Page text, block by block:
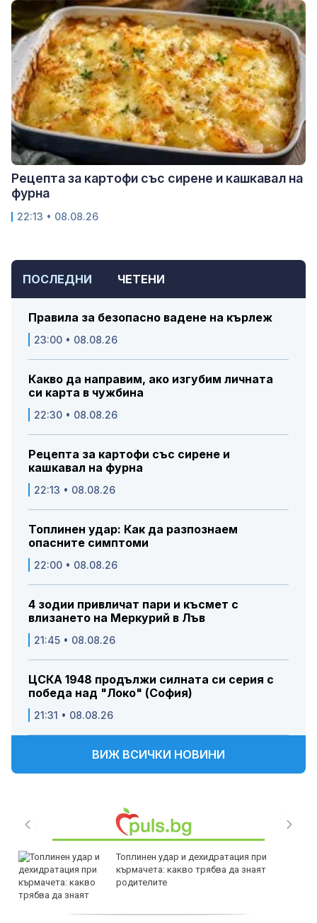
ПОСЛЕДНИ ЧЕТЕНИ
Правила за безопасно вадене на кърлеж
23:00 • 08.08.26
Какво да направим, ако изгубим личната
си карта в чужбина
22:30 • 08.08.26
Рецепта за картофи със сирене и
кашкавал на фурна
22:13 • 08.08.26
Топлинен удар: Как да разпознаем
опасните симптоми
22:00 • 08.08.26
4 зодии привличат пари и късмет с
влизането на Меркурий в Лъв
21:45 • 08.08.26
ЦСКА 1948 продължи силната си серия с
победа над "Локо" (София)
21:31 • 08.08.26
ВИЖ ВСИЧКИ НОВИНИ
Топлинен удар и дехидратация при
кърмачета: какво трябва да знаят
родителите
Рецепта за картофи със сирене и кашкавал на
фурна
22:13 • 08.08.26